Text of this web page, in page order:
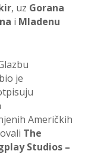
, uz Gorana
i Mladenu
je
Američkih
The
Studios –